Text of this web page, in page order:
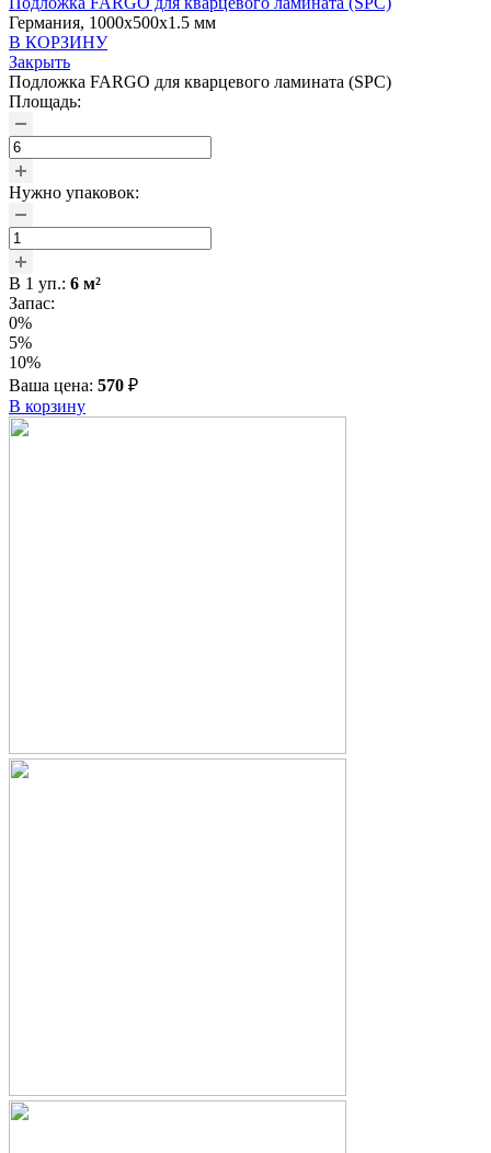
Германия, 1000x500x1.5 мм
В КОРЗИНУ
Закрыть
Подложка FARGO для кварцевого ламината (SPC)
Площадь:
Нужно упаковок:
В 1 уп.: 6 м²
Запас:
0%
5%
10%
Ваша цена: 570 ₽
В корзину